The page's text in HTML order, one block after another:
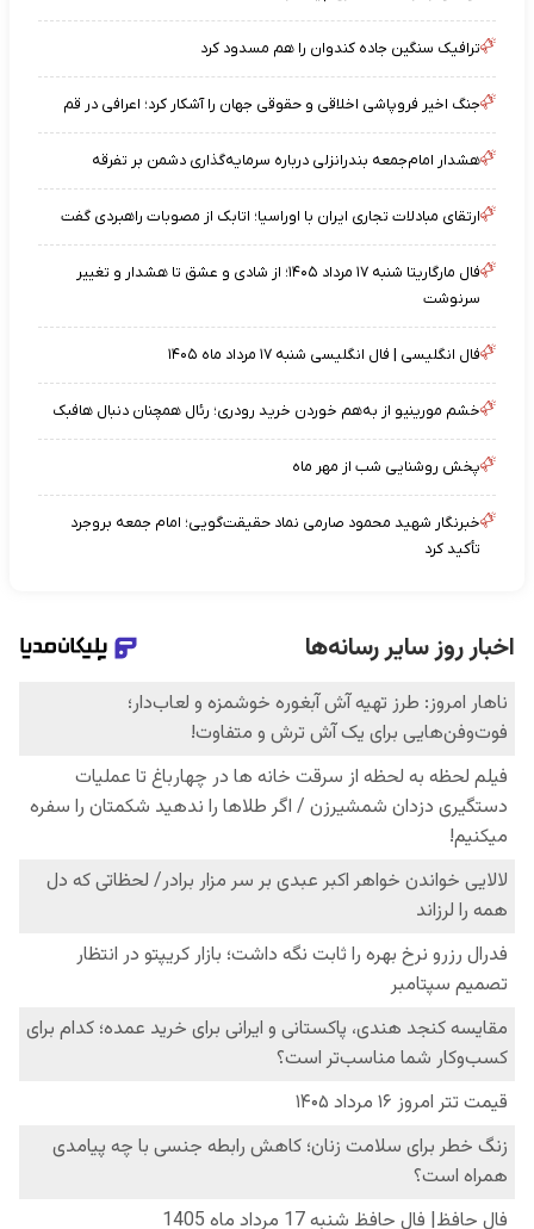
ترافیک سنگین جاده کندوان را هم مسدود کرد
جنگ اخیر فروپاشی اخلاقی و حقوقی جهان را آشکار کرد؛ اعرافی در قم
هشدار امام‌جمعه بندرانزلی درباره سرمایه‌گذاری دشمن بر تفرقه
ارتقای مبادلات تجاری ایران با اوراسیا؛ اتابک از مصوبات راهبردی گفت
فال مارگاریتا شنبه ۱۷ مرداد ۱۴۰۵؛ از شادی و عشق تا هشدار و تغییر
سرنوشت
فال انگلیسی | فال انگلیسی شنبه ۱۷ مرداد ماه ۱۴۰۵
خشم مورینیو از به‌هم خوردن خرید رودری؛ رئال همچنان دنبال هافبک
پخش روشنایی شب از مهر ماه
خبرنگار شهید محمود صارمی نماد حقیقت‌گویی؛ امام جمعه بروجرد
تأکید کرد